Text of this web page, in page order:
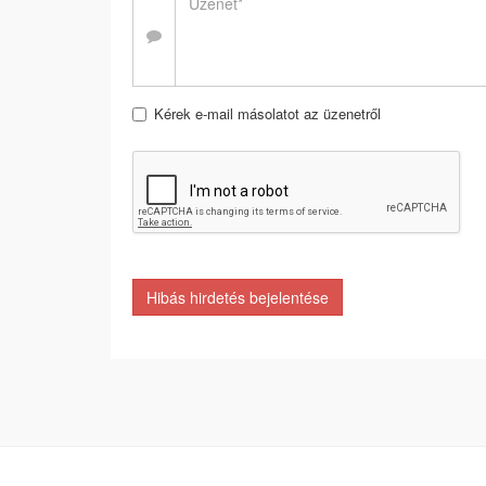
Kérek e-mail másolatot az üzenetről
Hibás hirdetés bejelentése